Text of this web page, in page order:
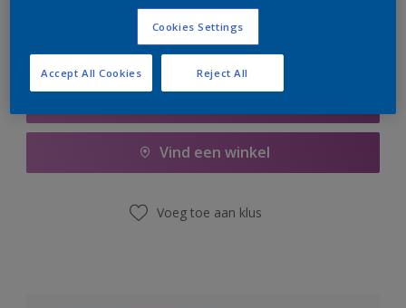
Vind een winkel
Voeg toe aan klus
Cookies Settings
Reject All
Accept All Cookies